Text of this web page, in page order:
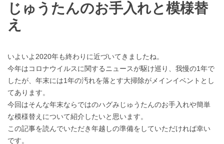
じゅうたんのお手入れと模様替
え
いよいよ2020年も終わりに近づいてきましたね。
今年はコロナウイルスに関するニュースが駆け巡り、我慢の1年で
したが、年末には1年の汚れを落とす大掃除がメインイベントとし
てあります。
今回はそんな年末ならではのハグみじゅうたんのお手入れや簡単
な模様替えについて紹介したいと思います。
この記事を読んでいただき年越しの準備をしていただければ幸い
です。